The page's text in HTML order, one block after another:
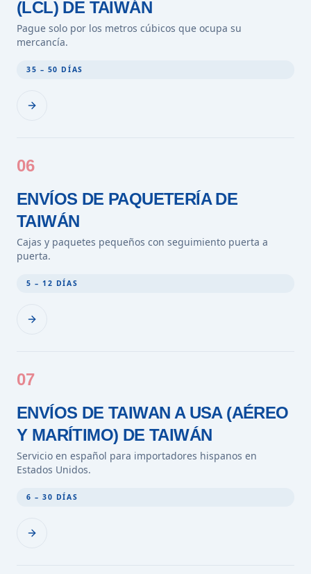
(LCL) DE TAIWÁN
Pague solo por los metros cúbicos que ocupa su
mercancía.
35 – 50 DÍAS
06
ENVÍOS DE PAQUETERÍA DE
TAIWÁN
Cajas y paquetes pequeños con seguimiento puerta a
puerta.
5 – 12 DÍAS
07
ENVÍOS DE TAIWAN A USA (AÉREO
Y MARÍTIMO) DE TAIWÁN
Servicio en español para importadores hispanos en
Estados Unidos.
6 – 30 DÍAS